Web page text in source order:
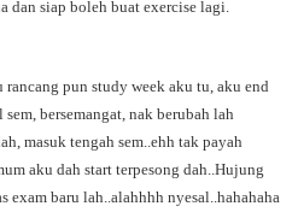
dan siap boleh buat exercise lagi.
pun study week aku tu, aku end
bersemangat, nak berubah lah
masuk tengah sem..ehh tak payah
aku dah start terpesong dah..Hujung
exam baru lah..alahhhh nyesal..hahahaha